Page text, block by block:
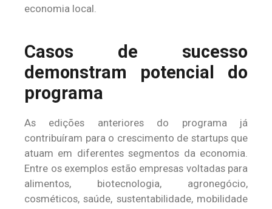
economia local.
Casos de sucesso
demonstram potencial do
programa
As edições anteriores do programa já
contribuíram para o crescimento de startups que
atuam em diferentes segmentos da economia.
Entre os exemplos estão empresas voltadas para
alimentos, biotecnologia, agronegócio,
cosméticos, saúde, sustentabilidade, mobilidade